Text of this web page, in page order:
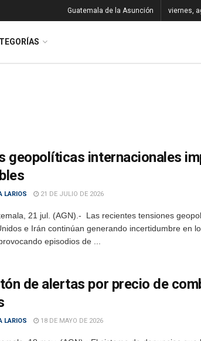
Guatemala de la Asunción viernes,
geopolíticas internacionales
LARIOS 21 DE JULIO DE 2026
21 jul. (AGN).- Las recientes tensiones
e Irán continúan generando incertidumbre en
episodios de ...
de alertas por precio de
LARIOS 18 DE MAYO DE 2026